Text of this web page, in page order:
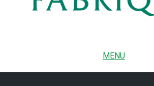
MENU